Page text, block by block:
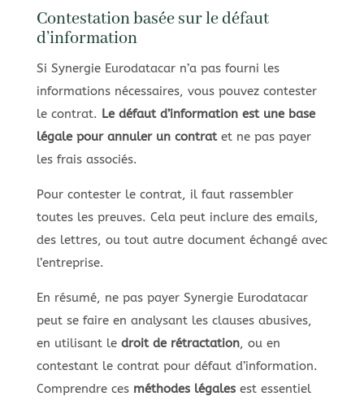
Contestation basée sur le défaut
d’information
Si Synergie Eurodatacar n’a pas fourni les
informations nécessaires, vous pouvez contester
le contrat. Le défaut d’information est une base
légale pour annuler un contratet ne pas payer
les frais associés.
Pour contester le contrat, il faut rassembler
toutes les preuves. Cela peut inclure des emails,
des lettres, ou tout autre document échangé avec
l’entreprise.
En résumé, ne pas payer Synergie Eurodatacar
peut se faire en analysant les clauses abusives,
en utilisant le droit de rétractation, ou en
contestant le contrat pour défaut d’information.
Comprendre ces méthodes légalesest essentiel